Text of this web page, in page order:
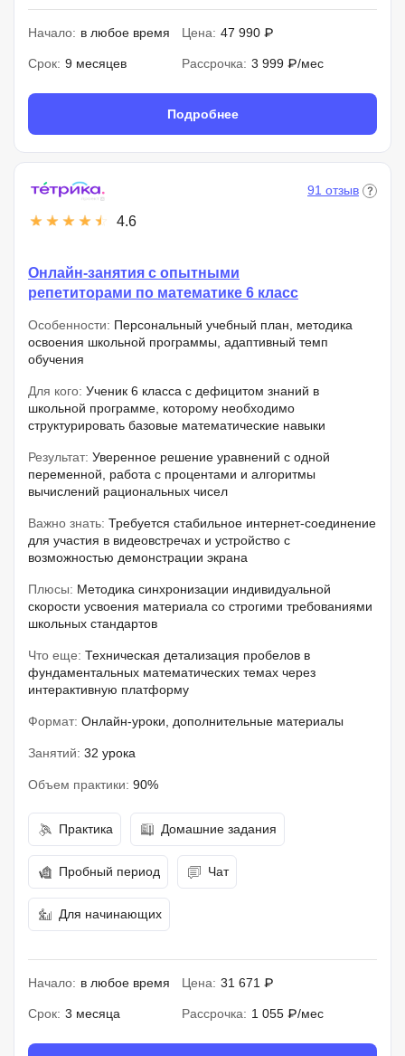
Начало: в любое время Цена: 47 990 ₽
Срок: 9 месяцев Рассрочка: 3 999 ₽/мес
Подробнее
4.6
91 отзыв
Онлайн-занятия с опытными
репетиторами по математике 6 класс
Особенности: Персональный учебный план, методика
освоения школьной программы, адаптивный темп
обучения
Для кого: Ученик 6 класса с дефицитом знаний в
школьной программе, которому необходимо
структурировать базовые математические навыки
Результат: Уверенное решение уравнений с одной
переменной, работа с процентами и алгоритмы
вычислений рациональных чисел
Важно знать: Требуется стабильное интернет-соединение
для участия в видеовстречах и устройство с
возможностью демонстрации экрана
Плюсы: Методика синхронизации индивидуальной
скорости усвоения материала со строгими требованиями
школьных стандартов
Что еще: Техническая детализация пробелов в
фундаментальных математических темах через
интерактивную платформу
Формат: Онлайн-уроки, дополнительные материалы
Занятий: 32 урока
Объем практики: 90%
Практика Домашние задания
Пробный период Чат
Для начинающих
Начало: в любое время Цена: 31 671 ₽
Срок: 3 месяца Рассрочка: 1 055 ₽/мес